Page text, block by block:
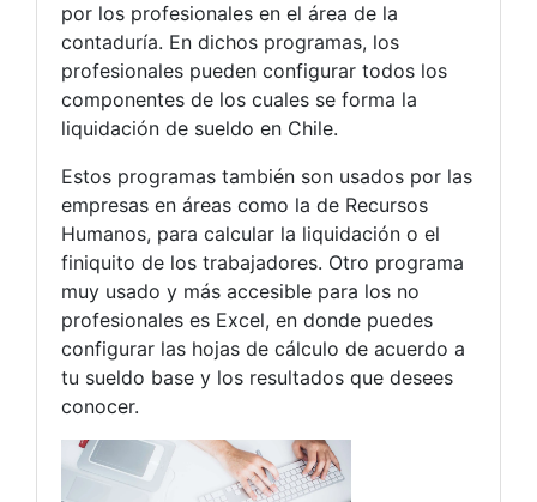
por los profesionales en el área de la
contaduría. En dichos programas, los
profesionales pueden configurar todos los
componentes de los cuales se forma la
liquidación de sueldo en Chile.
Estos programas también son usados por las
empresas en áreas como la de Recursos
Humanos, para calcular la liquidación o el
finiquito de los trabajadores. Otro programa
muy usado y más accesible para los no
profesionales es Excel, en donde puedes
configurar las hojas de cálculo de acuerdo a
tu sueldo base y los resultados que desees
conocer.